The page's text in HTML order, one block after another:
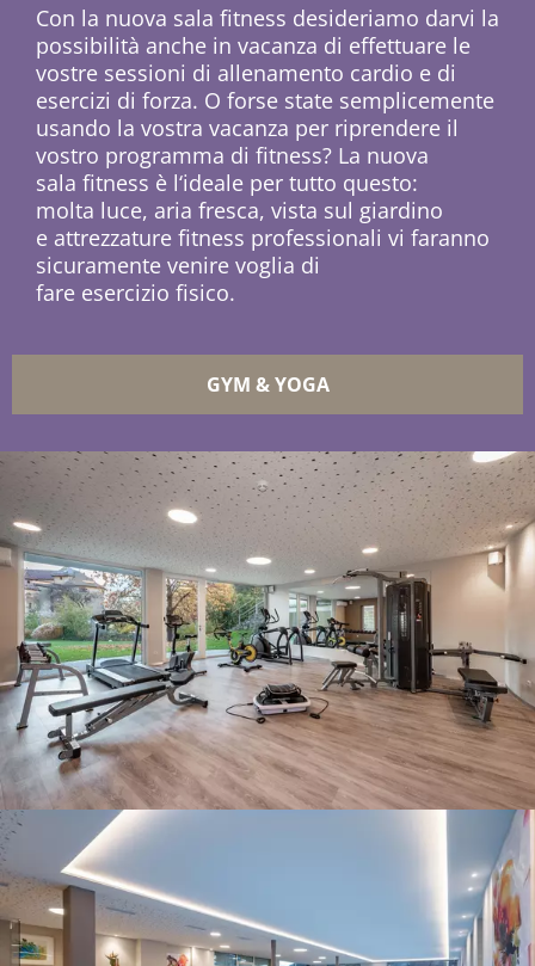
Con la nuova sala fitness desideriamo darvi la
possibilità anche in vacanza di effettuare le
vostre sessioni di allenamento cardio e di
esercizi di forza. O forse state semplicemente
usando la vostra vacanza per riprendere il
vostro programma di fitness? La nuova
sala fitness è l‘ideale per tutto questo:
molta luce, aria fresca, vista sul giardino
e attrezzature fitness professionali vi faranno
sicuramente venire voglia di
fare esercizio fisico.
GYM & YOGA